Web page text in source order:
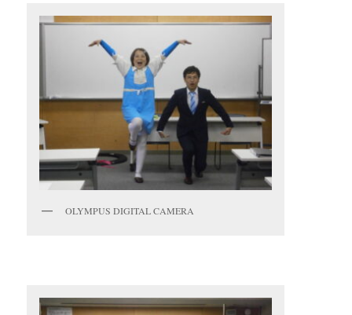
OLYMPUS DIGITAL CAMERA